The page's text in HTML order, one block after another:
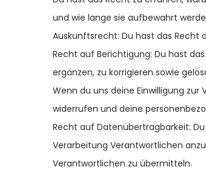
und wie lange sie aufbewahrt
Auskunftsrecht: Du hast das Recht
Recht auf Berichtigung: Du hast
ergänzen, zu korrigieren sowie
Wenn du uns deine Einwilligung
widerrufen und deine
Recht auf Datenübertragbarkeit:
Verarbeitung Verantwortlichen
Verantwortlichen zu übermitteln.